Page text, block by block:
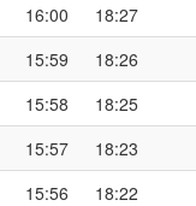
16:00 18:27
15:59 18:26
15:58 18:25
15:57 18:23
15:56 18:22